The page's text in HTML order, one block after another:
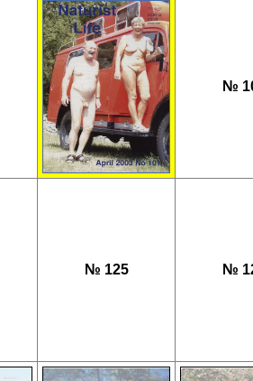
№
№ 125 №